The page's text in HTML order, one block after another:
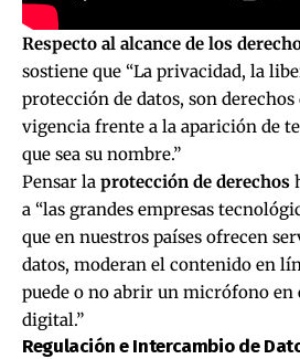
Respecto al alcance de los
sostiene que “La privacidad, la
protección de datos, son
vigencia frente a la aparición de
que sea su nombre.”
Pensar la protección de derechos
a “las grandes empresas
que en nuestros países ofrecen
datos, moderan el contenido en
puede o no abrir un micrófono en
digital.”
Regulación e Intercambio de